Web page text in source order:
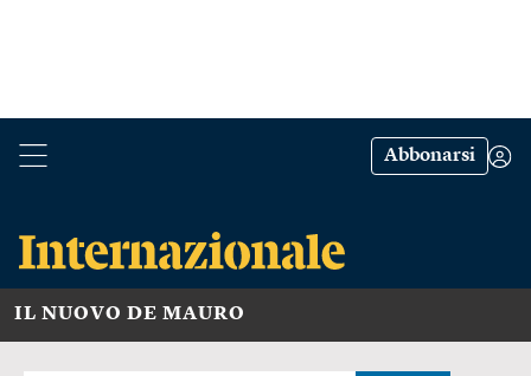
Abbonarsi
IL NUOVO DE MAURO